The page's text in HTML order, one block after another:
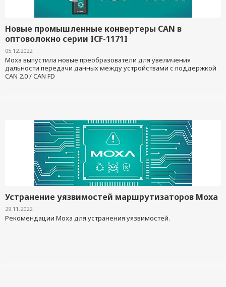
Новые промышленные конвертеры CAN в
оптоволокно серии ICF-1171I
05.12.2022
Moxa выпустила новые преобразователи для увеличения
дальности передачи данных между устройствами с поддержкой
CAN 2.0 / CAN FD
Устранение уязвимостей маршрутизаторов Moxa
29.11.2022
Рекомендации Moxa для устранения уязвимостей.